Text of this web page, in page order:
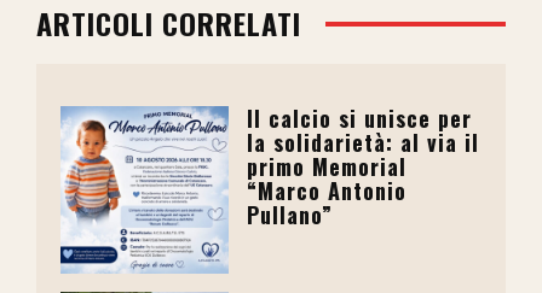
ARTICOLI CORRELATI
Il calcio si unisce per
la solidarietà: al via il
primo Memorial
“Marco Antonio
Pullano”